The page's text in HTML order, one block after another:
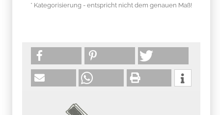
* Kategorisierung - entspricht nicht dem genauen Maß!